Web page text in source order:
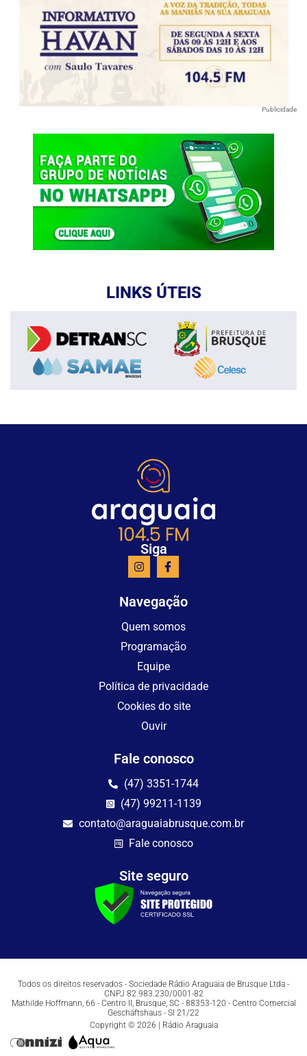
Publicidade
LINKS ÚTEIS
Siga
Navegação
Quem somos
Programação
Equipe
Política de privacidade
Cookies do site
Ouvir
Fale conosco
(47) 3351-1744
(47) 99211-1139
contato@araguaiabrusque.com.br
Fale conosco
Site seguro
Todos os direitos reservados - Sociedade Rádio Araguaia de Brusque Ltda -
CNPJ 82.983.230/0001-82
Mathilde Hoffmann, 66 - Centro II, Brusque, SC - 88353-120 - Centro Comercial
Geschäftshaus - Sl 21/22
Copyright © 2026 | Rádio Araguaia